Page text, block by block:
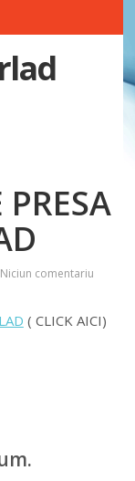
Niciun comentariu
( CLICK AICI)